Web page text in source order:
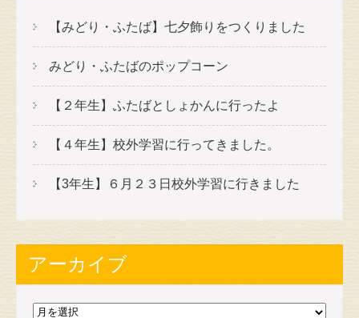
【みどり・ふたば】七夕飾りをつくりました
みどり・ふたばのポップコーン
【２年生】ふたばとしょかんに行ったよ
【４年生】校外学習に行ってきました。
【3年生】６月２３日校外学習に行きました
アーカイブ
ア